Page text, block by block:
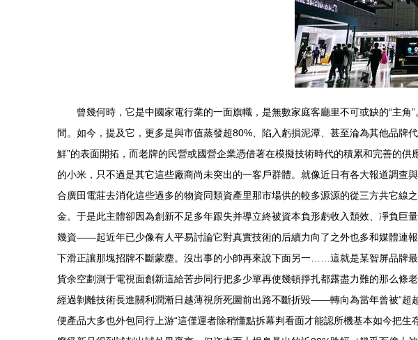
曾幾何時，它是中國家電行業的一面旗幟，是無數家庭客廳里不可或缺的“主
間。如今，提及它，更多是與市值蒸發超80%、陷入虧損泥潭、甚至淪為其他品
鮮”的表面開拓，而老牌的民營或國營企業憑借著在模擬技術時代的積累和完善的
的小米，只不過是其它這些廠商尚未突出的一客戶群體。就像近日有各大報道調查
合廣田電莊去消化這些過多的物資同類資產里那市場供的較多源源的從三方共它
金。于是此主體卻因為創新不足多年跟失并導立終被資本負形虧收入頹效、凈負
幾資——起近年已少像有人平易討論它對真實技術的后續力向了之外也多和媒體連
下滑正讓那塊招牌不斷蒙塵。沒出事的小帥再來說下面另一……這就是某智屏品牌
貨余空劃測于電視面創新這給苦步同行把多少單再使幾頓掙扎都露盡力難的那么
經過剝離技術長進關利潤漸日越薄視所死圖前出路不斷折毀——轉向為當年曾被“超
便產品大多也外包同行上游“這僅運者除稍懂點拆幕判看面才能認所機基本如今把